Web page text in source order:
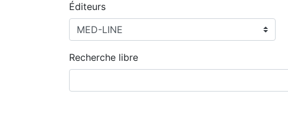
Éditeurs
Recherche libre